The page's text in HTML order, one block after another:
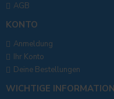
AGB
KONTO
Anmeldung
Ihr Konto
Deine Bestellungen
WICHTIGE